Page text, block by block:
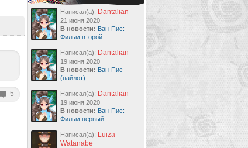
Написал(а): Dantalian
21 июня 2020
В новости: Ван-Пис:
Фильм второй
Написал(а): Dantalian
19 июня 2020
В новости: Ван-Пис
(пайлот)
Написал(а): Dantalian
19 июня 2020
В новости: Ван-Пис:
Фильм первый
Написал(а): Luiza
Watanabe
5